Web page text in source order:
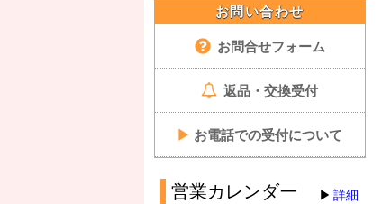
お問い合わせ
お問合せフォーム
返品・交換受付
▶ お電話での受付について
営業カレンダー 詳細